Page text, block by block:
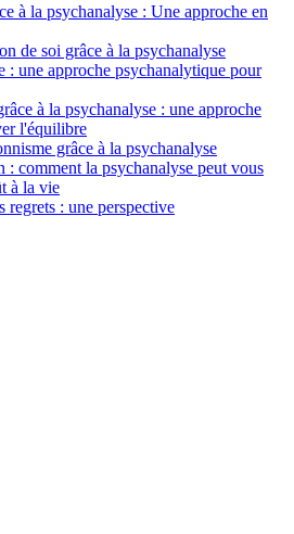
à la psychanalyse : Une approche en
de soi grâce à la psychanalyse
: une approche psychanalytique pour
à la psychanalyse : une approche
l'équilibre
grâce à la psychanalyse
: comment la psychanalyse peut vous
à la vie
regrets : une perspective